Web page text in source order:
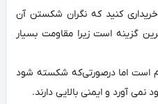
کنید که نگران شکستن آن
گزینه است زیرا مقاومت بسیار
است اما درصورتی‌که شکسته شود
‌آورد و ایمنی بالایی دارند.